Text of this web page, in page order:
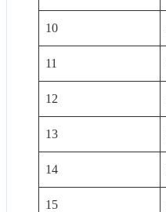
10
11
12
13
14
15